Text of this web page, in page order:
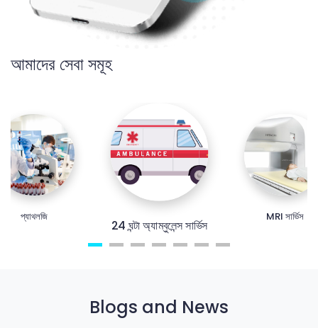
আমাদের সেবা সমূহ
প্যাথলজি
24 ঘন্টা অ্যাম্বুলেন্স সার্ভিস
MRI সার্ভিস
Blogs and News